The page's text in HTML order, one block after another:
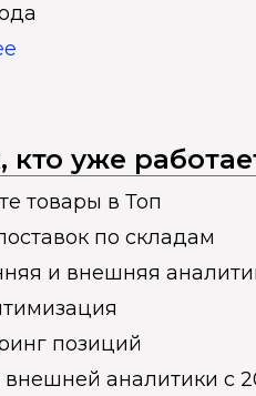
кто уже
товары в Топ
по складам
и внешняя
позиций
аналитики с